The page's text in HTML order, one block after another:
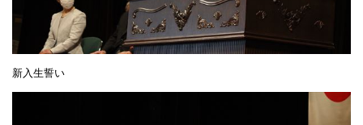
新入生誓い